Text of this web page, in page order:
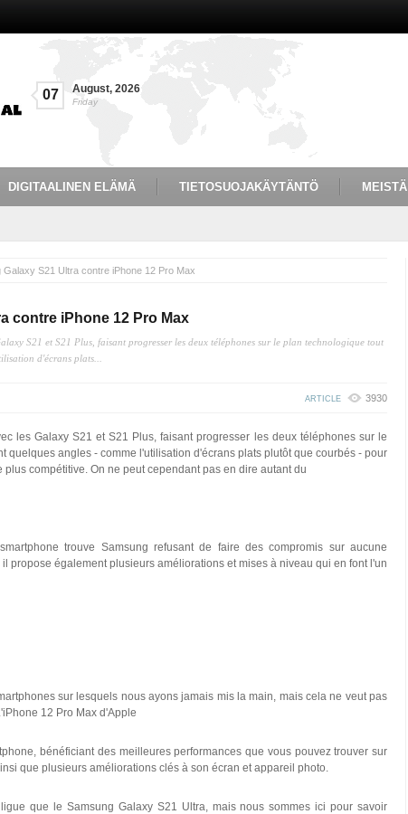
07 August, 2026
Friday
DIGITAALINEN ELÄMÄ TIETOSUOJAKÄYTÄNTÖ MEISTÄ
Galaxy S21 Ultra contre iPhone 12 Pro Max
contre iPhone 12 Pro Max
S21 et S21 Plus, faisant progresser les deux téléphones sur le plan technologique tout
d'écrans plats...
ARTICLE 3930
les Galaxy S21 et S21 Plus, faisant progresser les deux téléphones sur le
quelques angles - comme l'utilisation d'écrans plats plutôt que courbés - pour
compétitive. On ne peut cependant pas en dire autant du
trouve Samsung refusant de faire des compromis sur aucune
propose également plusieurs améliorations et mises à niveau qui en font l'un
sur lesquels nous ayons jamais mis la main, mais cela ne veut pas
12 Pro Max d'Apple
bénéficiant des meilleures performances que vous pouvez trouver sur
que plusieurs améliorations clés à son écran et appareil photo.
que le Samsung Galaxy S21 Ultra, mais nous sommes ici pour savoir